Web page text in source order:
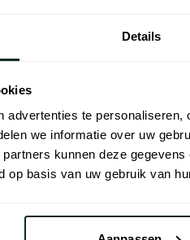
Details
advertenties te
we informatie over uw
kunnen deze
op basis van uw gebruik van
rijke bordeaux kleur. Met zijn
mix van stijl en gemak.
ademend en zacht voor de
met elke outfit. De
gelegenheden. Voeg dit
met Paul & Shark. Maak je klaar